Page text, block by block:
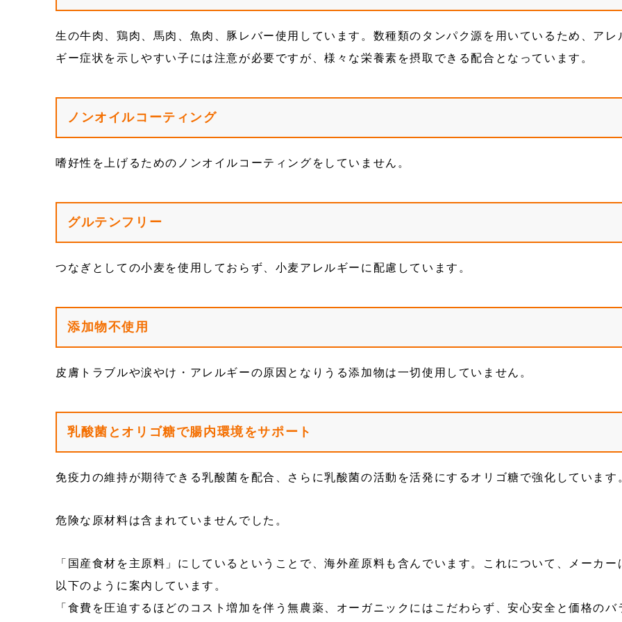
生の牛肉、鶏肉、馬肉、魚肉、豚レバー使用しています。数種類のタンパク源を用いているため、アレ
ギー症状を示しやすい子には注意が必要ですが、様々な栄養素を摂取できる配合となっています。
ノンオイルコーティング
嗜好性を上げるためのノンオイルコーティングをしていません。
グルテンフリー
つなぎとしての小麦を使用しておらず、小麦アレルギーに配慮しています。
添加物不使用
皮膚トラブルや涙やけ・アレルギーの原因となりうる添加物は一切使用していません。
乳酸菌とオリゴ糖で腸内環境をサポート
免疫力の維持が期待できる乳酸菌を配合、さらに乳酸菌の活動を活発にするオリゴ糖で強化しています
危険な原材料は含まれていませんでした。
「国産食材を主原料」にしているということで、海外産原料も含んでいます。これについて、メーカー
以下のように案内しています。
「食費を圧迫するほどのコスト増加を伴う無農薬、オーガニックにはこだわらず、安心安全と価格のバ